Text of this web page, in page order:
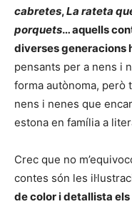
cabretes,La rateta
porquets… aquells
diverses generacions
pensants per a nens i
forma autònoma, però
nens i nenes que
estona en família a
Crec que no
contes són les
de color i detallista els